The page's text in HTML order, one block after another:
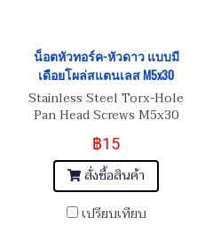
น็อตหัวทอร์ค-หัวดาว แบบมี
เดือยโผล่สแตนเลส M5x30
Stainless Steel Torx-Hole
Pan Head Screws M5x30
฿15
สั่งซื้อสินค้า
เปรียบเทียบ